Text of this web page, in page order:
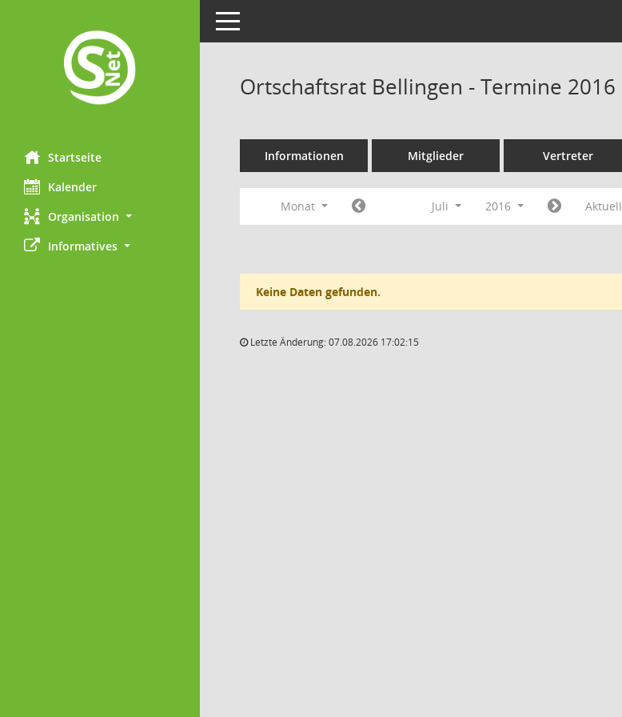
Startseite
Kalender
Organisation
Informatives
Toggle navigation
Ortschaftsrat Bellingen - Termine 2016
Informationen Mitglieder Vertreter
Monat Juli 2016 Aktuell
Keine Daten gefunden.
Letzte Änderung: 07.08.2026 17:02:15